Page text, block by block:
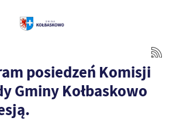
posiedzeń Komisji
Gminy Kołbaskowo